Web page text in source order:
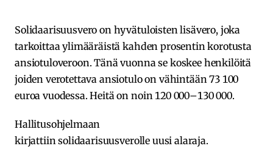
Solidaarisuusvero on hyvätuloisten lisävero, joka
tarkoittaa ylimääräistä kahden prosentin korotusta
ansiotuloveroon. Tänä vuonna se koskee henkilöitä
joiden verotettava ansiotulo on vähintään 73 100
euroa vuodessa. Heitä on noin 120 000–130 000.
Hallitusohjelmaan
kirjattiin solidaarisuusverolle uusi alaraja.